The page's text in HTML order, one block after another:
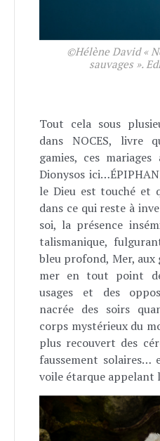
©Hélène David «
sauvages ».
Tout cela sous
dans NOCES, livre
gamies, ces
Dionysos
le Dieu est touché et
dans ce qui reste à
soi, la présence
talismanique,
bleu profond, Mer,
mer en tout point
usages et des
nacrée des soirs
corps mystérieux du
plus recouvert des
faussement solaires…
voile étarque appelant